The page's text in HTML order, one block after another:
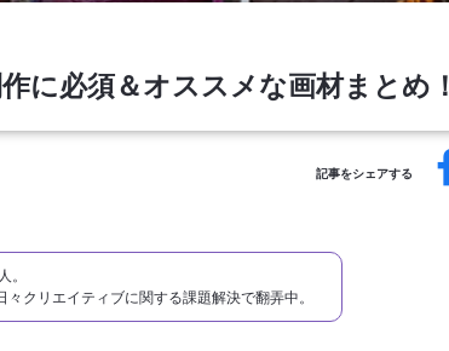
に必須＆オススメな画材まとめ！
記事をシェアする
。
クリエイティブに関する課題解決で翻弄中。